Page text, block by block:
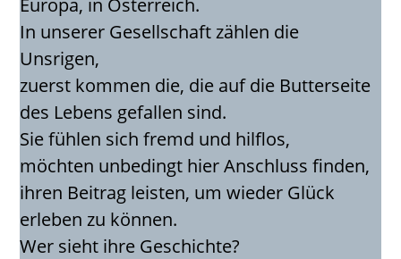
In unserer Gesellschaft zählen die
Unsrigen,
zuerst kommen die, die auf die Butterseite
des Lebens gefallen sind.
Sie fühlen sich fremd und hilflos,
möchten unbedingt hier Anschluss finden,
ihren Beitrag leisten, um wieder Glück
erleben zu können.
Wer sieht ihre Geschichte?